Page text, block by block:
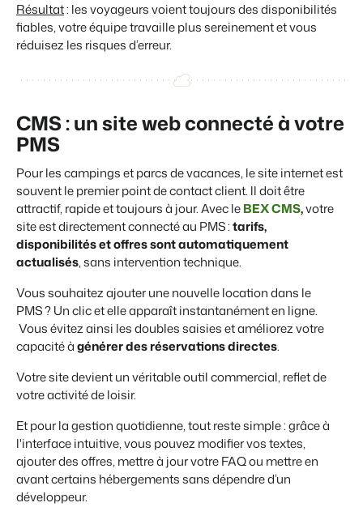
Résultat: les voyageurs voient toujours des disponibilités
fiables, votre équipe travaille plus sereinement et vous
réduisez les risques d’erreur.
CMS : un site web connecté à votre
PMS
Pour les campings et parcs de vacances, le site internet est
souvent le premier point de contact client. ll doit être
attractif, rapide et toujours à jour. Avec leBEX CMS,votre
site est directement connecté au PMS :tarifs,
disponibilités et offres sont automatiquement
actualisés, sans intervention technique.
Vous souhaitez ajouter une nouvelle location dans le
PMS ? Un clic et elle apparaît instantanément en ligne.
Vous évitez ainsi les doubles saisies et améliorez votre
capacité àgénérer des réservations directes.
Votre site devient un véritable outil commercial, reflet de
votre activité de loisir.
Et pour la gestion quotidienne, tout reste simple : grâce à
l'interface intuitive, vous pouvez modifier vos textes,
ajouter des offres, mettre à jour votre FAQ ou mettre en
avant certains hébergements sans dépendre d’un
développeur.